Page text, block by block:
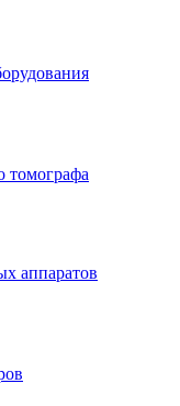
томографа
аппаратов